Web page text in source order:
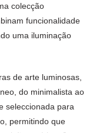
colecção
funcionalidade
uma iluminação
de arte luminosas,
do minimalista ao
seleccionada para
permitindo que